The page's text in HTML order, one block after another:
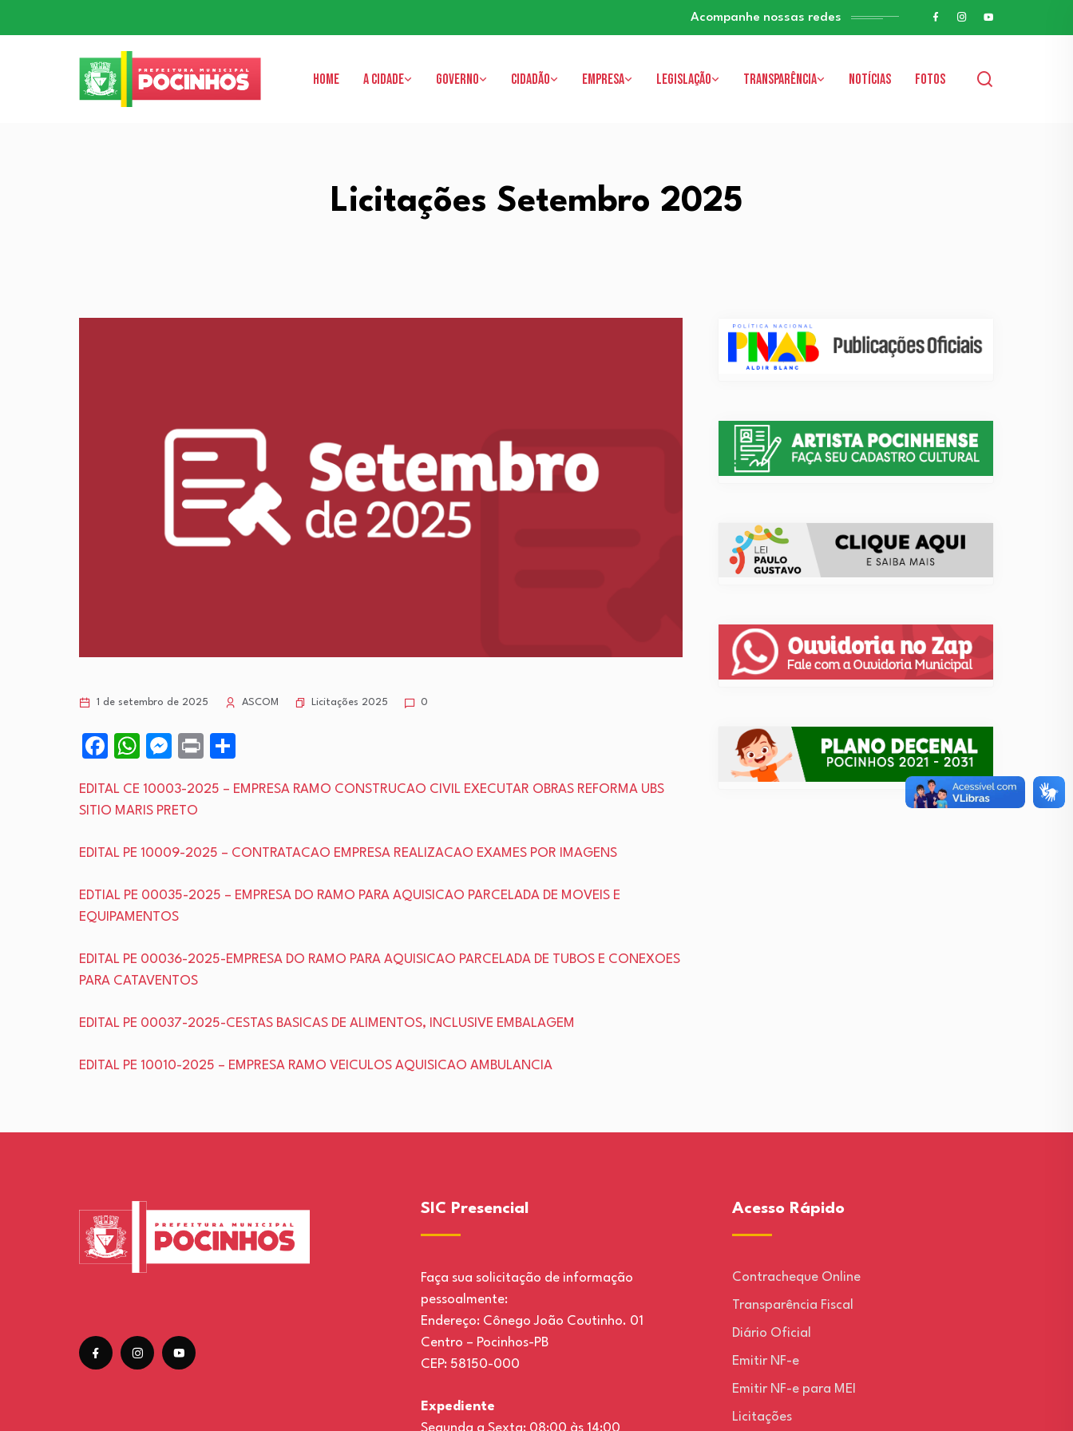
Acompanhe nossas redes
Home A cidade Governo Cidadão Empresa Legislação Transparência Notícias Fotos
Licitações Setembro 2025
1 de setembro de 2025 ASCOM Licitações 2025 0
Facebook
WhatsApp
Messenger
Print
EDITAL CE 10003-2025 – EMPRESA RAMO CONSTRUCAO CIVIL EXECUTAR OBRAS REFORMA UBS
SITIO MARIS PRETO
EDITAL PE 10009-2025 – CONTRATACAO EMPRESA REALIZACAO EXAMES POR IMAGENS
EDTIAL PE 00035-2025 – EMPRESA DO RAMO PARA AQUISICAO PARCELADA DE MOVEIS E
EQUIPAMENTOS
EDITAL PE 00036-2025-EMPRESA DO RAMO PARA AQUISICAO PARCELADA DE TUBOS E CONEXOES
PARA CATAVENTOS
EDITAL PE 00037-2025-CESTAS BASICAS DE ALIMENTOS, INCLUSIVE EMBALAGEM
EDITAL PE 10010-2025 – EMPRESA RAMO VEICULOS AQUISICAO AMBULANCIA
SIC Presencial
Faça sua solicitação de informação
pessoalmente:
Endereço: Cônego João Coutinho. 01
Centro – Pocinhos-PB
CEP: 58150-000
Expediente
Acesso Rápido
Contracheque Online
Transparência Fiscal
Diário Oficial
Emitir NF-e
Emitir NF-e para MEI
Licitações